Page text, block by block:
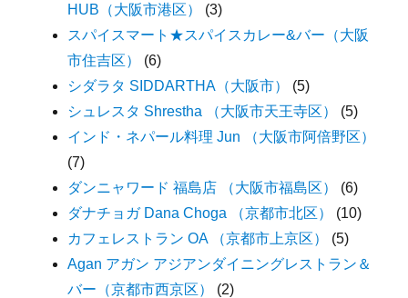
HUB（大阪市港区）
(3)
スパイスマート★スパイスカレー&バー（大阪
市住吉区）
(6)
シダラタ SIDDARTHA（大阪市）
(5)
シュレスタ Shrestha （大阪市天王寺区）
(5)
インド・ネパール料理 Jun （大阪市阿倍野区）
(7)
ダンニャワード 福島店 （大阪市福島区）
(6)
ダナチョガ Dana Choga （京都市北区）
(10)
カフェレストラン OA （京都市上京区）
(5)
Agan アガン アジアンダイニングレストラン＆
バー（京都市西京区）
(2)